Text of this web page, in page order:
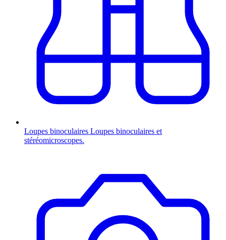
Loupes binoculaires Loupes binoculaires et
stéréomicroscopes.